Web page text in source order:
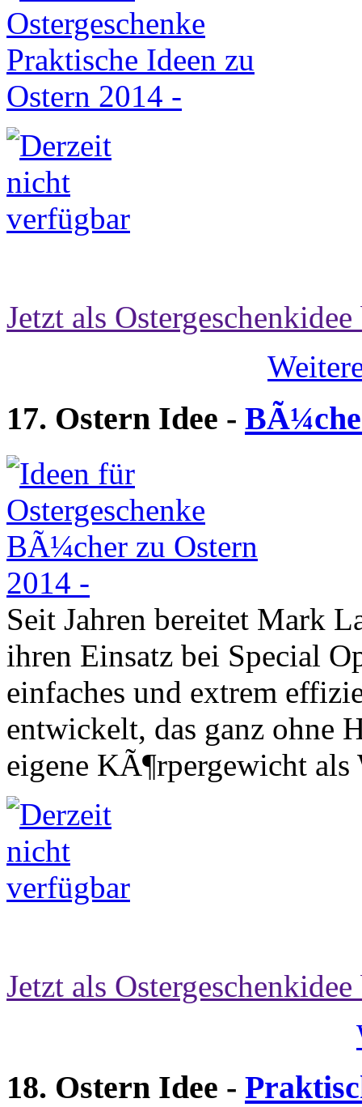
Jetzt als
17. Ostern Idee -
Seit Jahren bereitet Mark
ihren Einsatz bei Special
einfaches und extrem
entwickelt, das ganz ohne
eigene KÃ¶rpergewicht als
Jetzt als
18. Ostern Idee -